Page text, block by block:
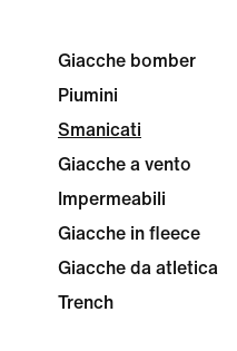
Giacche bomber
Piumini
Smanicati
Giacche a vento
Impermeabili
Giacche in fleece
Giacche da atletica
Trench